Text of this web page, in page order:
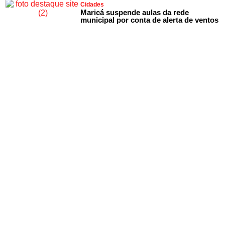
Cidades
Maricá suspende aulas da rede
municipal por conta de alerta de ventos